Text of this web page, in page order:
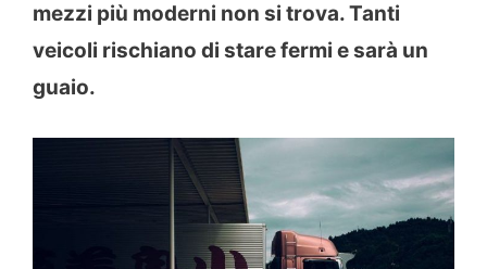
mezzi più moderni non si trova. Tanti
veicoli rischiano di stare fermi e sarà un
guaio.